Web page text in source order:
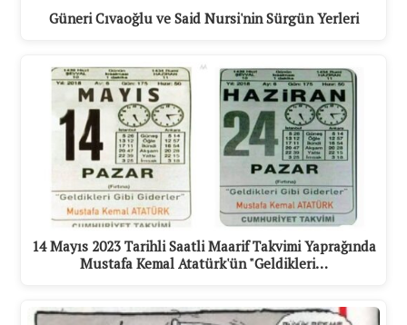
Güneri Cıvaoğlu ve Said Nursi'nin Sürgün Yerleri
14 Mayıs 2023 Tarihli Saatli Maarif Takvimi Yaprağında
Mustafa Kemal Atatürk'ün "Geldikleri…